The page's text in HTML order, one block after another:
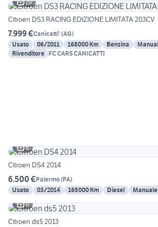
29
Citroen DS3 RACING EDIZIONE LIMITATA 203CV
7.999 €Canicatti' (AG)
Usato
06/2011 168000 Km Benzina
Rivenditore FC CARS CANICATTI
6
Citroen DS4 2014
6.500 €Palermo(PA)
Usato
03/2014 165000 Km Diesel Manuale
6
Citroen ds5 2013